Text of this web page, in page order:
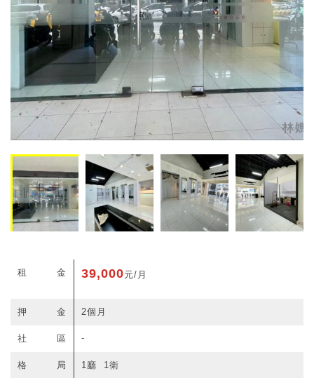
租金 39,000元/月
押金 2個月
社區 -
格局 1廳 1衛